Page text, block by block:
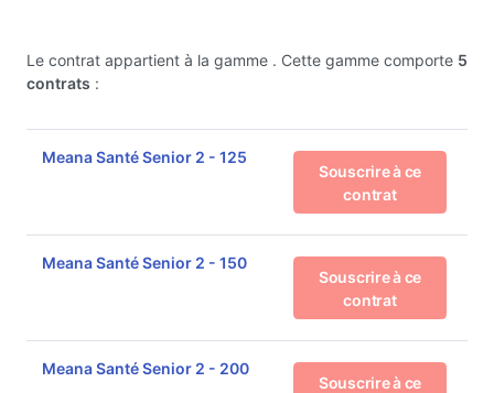
Le contrat appartient à la gamme . Cette gamme comporte 5
contrats :
Meana Santé Senior 2 - 125
Souscrire à ce
contrat
Meana Santé Senior 2 - 150
Souscrire à ce
contrat
Meana Santé Senior 2 - 200
Souscrire à ce